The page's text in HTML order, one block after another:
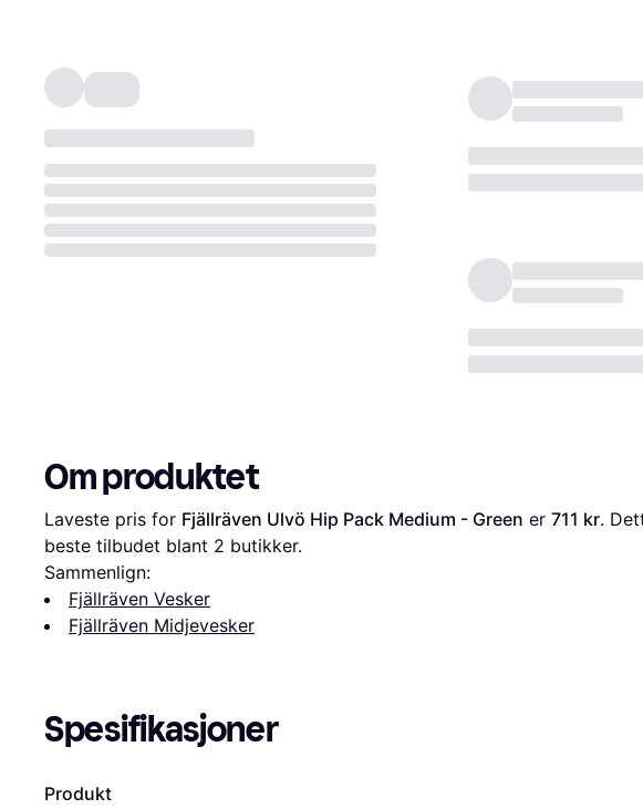
Om produktet
Laveste pris for Fjällräven Ulvö Hip Pack Medium - Green er 711 kr.
beste tilbudet blant 2 butikker.
Sammenlign:
Fjällräven Vesker
Fjällräven Midjevesker
Spesifikasjoner
Produkt